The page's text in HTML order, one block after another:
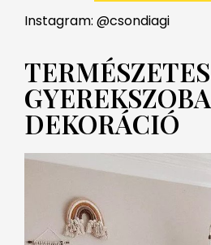
Instagram: @csondiagi
TERMÉSZETES
GYEREKSZOBA
DEKORÁCIÓ